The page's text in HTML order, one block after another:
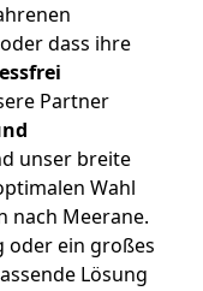
dass ihre
Partner
unser breite
Wahl
nach Meerane.
oder ein großes
Lösung